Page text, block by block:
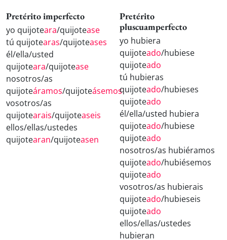
Pretérito imperfecto
yo quijoteara/quijotease
tú quijotearas/quijoteases
él/ella/usted
quijoteara/quijotease
nosotros/as
quijoteáramos/quijoteásemos
vosotros/as
quijotearais/quijoteaseis
ellos/ellas/ustedes
quijotearan/quijoteasen
Pretérito
pluscuamperfecto
yo hubiera
quijoteado/hubiese
quijoteado
tú hubieras
quijoteado/hubieses
quijoteado
él/ella/usted hubiera
quijoteado/hubiese
quijoteado
nosotros/as hubiéramos
quijoteado/hubiésemos
quijoteado
vosotros/as hubierais
quijoteado/hubieseis
quijoteado
ellos/ellas/ustedes
hubieran